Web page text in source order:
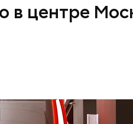
в центре
которые уже
площадки,
на разных